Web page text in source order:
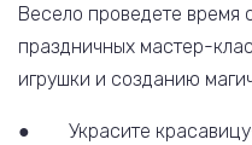
Весело проведете время
праздничных мастер-
игрушки и созданию
● Украсите